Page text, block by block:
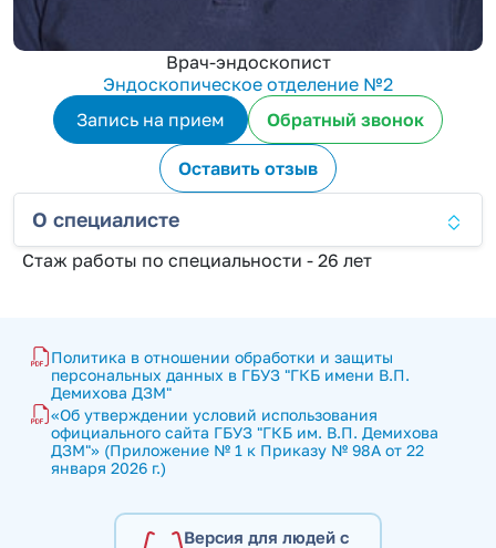
Врач-эндоскопист
Эндоскопическое отделение №2
Запись на прием
Обратный звонок
Оставить отзыв
О специалисте
Стаж работы по специальности - 26 лет
Политика в отношении обработки и защиты
персональных данных в ГБУЗ "ГКБ имени В.П.
Демихова ДЗМ"
«Об утверждении условий использования
официального сайта ГБУЗ "ГКБ им. В.П. Демихова
ДЗМ"» (Приложение № 1 к Приказу № 98А от 22
января 2026 г.)
Версия для людей с